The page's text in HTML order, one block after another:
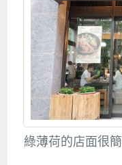
綠薄荷的店面很